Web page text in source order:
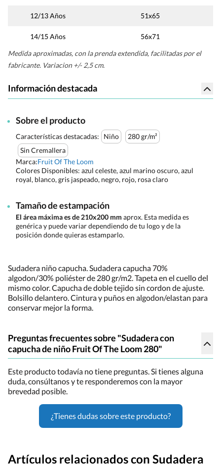
12/13 Años 51x65
14/15 Años
56x71
Medida aproximadas, con la prenda extendida, facilitadas por el
fabricante. Variacion +/- 2,5 cm.
Información destacada
Sobre el producto
Características destacadas: Niño
280 gr/m²
Sin Cremallera
Marca:Fruit Of The Loom
Colores Disponibles: azul celeste, azul marino oscuro, azul
royal, blanco, gris jaspeado, negro, rojo, rosa claro
Tamaño de estampación
El área máxima es de 210x200 mm aprox. Esta medida es
genérica y puede variar dependiendo de tu logo y de la
posición donde quieras estamparlo.
Sudadera niño capucha. Sudadera capucha 70%
algodon/30% poliéster de 280 gr/m2. Tapeta en el cuello del
mismo color. Capucha de doble tejido sin cordon de ajuste.
Bolsillo delantero. Cintura y puños en algodon/elastan para
conservar mejor la forma.
Preguntas frecuentes sobre "Sudadera con
capucha de niño Fruit Of The Loom 280"
Este producto todavía no tiene preguntas. Si tienes alguna
duda, consúltanos y te responderemos con la mayor
brevedad posible.
¿Tienes dudas sobre este producto?
Artículos relacionados con Sudadera